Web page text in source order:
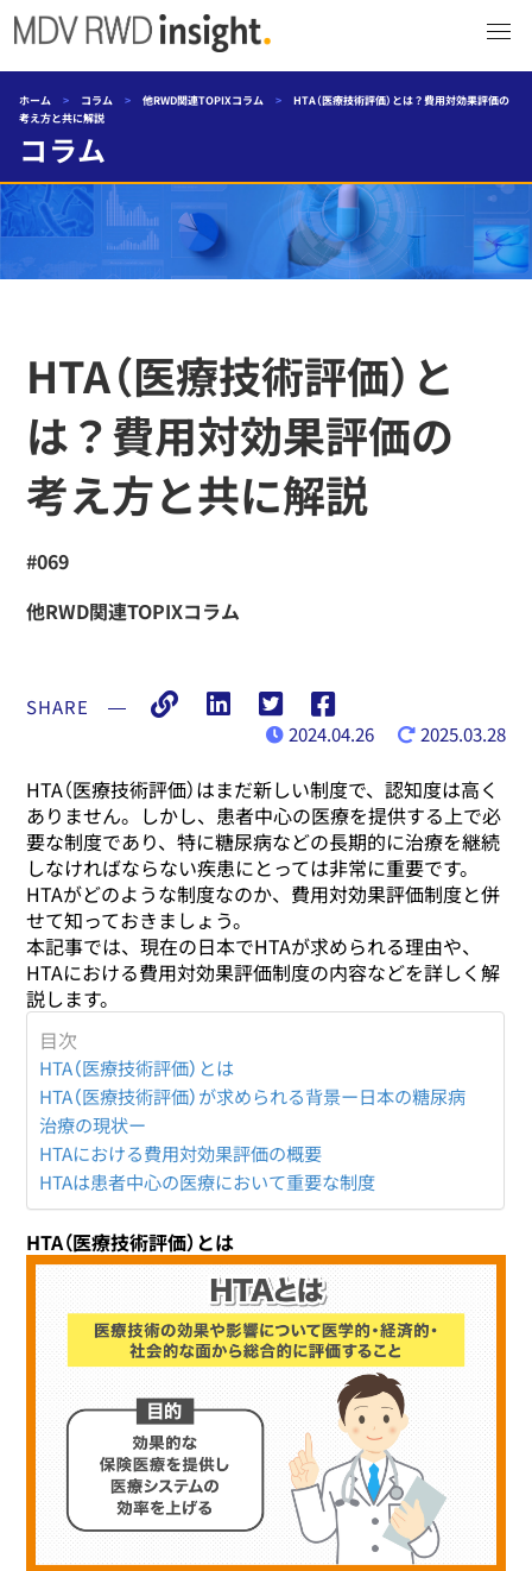
ホーム > コラム > 他RWD関連TOPIXコラム >
HTA（医療技術評価）とは？費用対効果評価の
考え方と共に解説
コラム
HTA（医療技術評価）と
は？費用対効果評価の
考え方と共に解説
#069
他RWD関連TOPIXコラム
SHARE
―
2024.04.26
2025.03.28
HTA（医療技術評価）はまだ新しい制度で、認知度は高く
ありません。しかし、患者中心の医療を提供する上で必
要な制度であり、特に糖尿病などの長期的に治療を継続
しなければならない疾患にとっては非常に重要です。
HTAがどのような制度なのか、費用対効果評価制度と併
せて知っておきましょう。
本記事では、現在の日本でHTAが求められる理由や、
HTAにおける費用対効果評価制度の内容などを詳しく解
説します。
目次
HTA（医療技術評価）とは
HTA（医療技術評価）が求められる背景ー日本の糖尿病
治療の現状ー
HTAにおける費用対効果評価の概要
HTAは患者中心の医療において重要な制度
HTA（医療技術評価）とは